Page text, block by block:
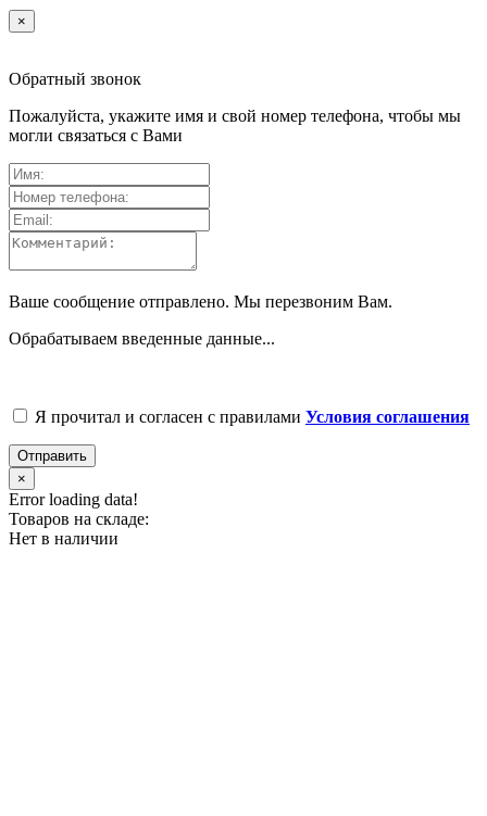
×
Обратный звонок
Пожалуйста, укажите имя и свой номер телефона, чтобы мы
могли связаться с Вами
Ваше сообщение отправлено. Мы перезвоним Вам.
Обрабатываем введенные данные...
Я прочитал и согласен с правилами Условия соглашения
Отправить
×
Error loading data!
Товаров на складе:
Нет в наличии